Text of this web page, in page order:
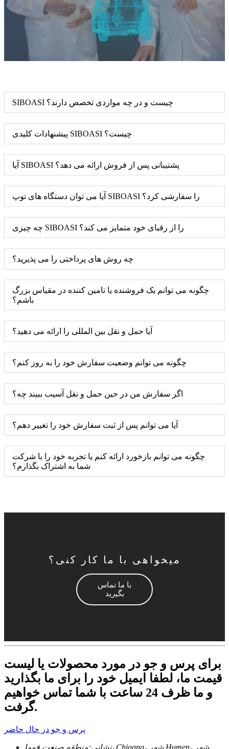
SIBOASI چیست و در چه مواردی تخصص دارند؟
پیشنهادات کلیدی SIBOASI چیست؟
آیا SIBOASI پشتیبانی پس از فروش ارائه می دهد؟
آیا می توان دستگاه های توپ SIBOASI را سفارشی کرد؟
چه چیزی SIBOASI را از رقبای خود متمایز می کند؟
چه روش های پرداختی را می پذیرید؟
چگونه می توانم یک فروشنده یا تامین کننده در مقیاس بزرگ
باشم؟
آیا حمل و نقل بین المللی را ارائه می دهید؟
چگونه می توانم وضعیت سفارش خود را به روز کنم؟
اگر سفارش من در حین حمل و نقل آسیب ببیند چه؟
آیا می توانم پس از ثبت سفارش خود را تغییر دهم؟
چگونه می توانم بازخورد ارائه کنم یا تجربه خود را با شرکت
شما به اشتراک بگذارم؟
میخواهی با ما کار کنی؟
با ما تماس
بگیرید
برای پرس و جو در مورد محصولات یا لیست
قیمت ما، لطفا ایمیل خود را برای ما بگذارید
و ما ظرف 24 ساعت با شما تماس خواهیم
گرفت.
پرس و جو در حال حاضر
نشانی:منطقه صنعت فوما، Chigang، شهر Humen، شهر